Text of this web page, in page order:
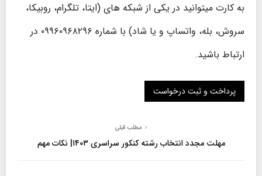
به کارت میتوانید در یکی از شبکه های (ایتا، تلگرام، روبیکا،
سروش، بله، واتساپ و یا شاد) با شماره ۰۹۹۶۰۹۶۸۲۹۶ در
ارتباط باشید.
مطلب قبلی
مهلت مجدد انتخاب رشته کنکور سراسری ۱۴۰۳| نکات مهم